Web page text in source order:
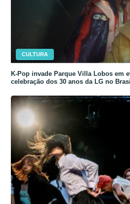
CULTURA
K-Pop invade Parque Villa Lobos em
celebração dos 30 anos da LG no Brasil